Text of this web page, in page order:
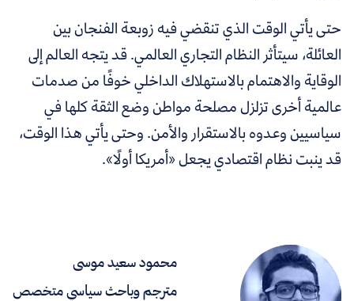
محمود سعيد موسى
مترجم وباحث سياسي متخصص
حتى يأتي الوقت الذي تنقضي فيه زوبعة الفنجان بين
العائلة، سيتأثر النظام التجاري العالمي. قد يتجه العالم إلى
الوقاية والاهتمام بالاستهلاك الداخلي خوفًا من صدمات
عالمية أخرى تزلزل مصلحة مواطن وضع الثقة كلها في
سياسيين وعدوه بالاستقرار والأمن. وحتى يأتي هذا الوقت،
قد ينبت نظام اقتصادي يجعل «أمريكا أولًا».